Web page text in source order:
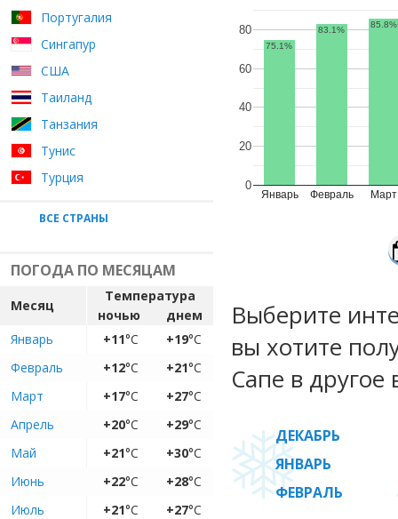
Португалия
Сингапур
США
Таиланд
Танзания
Тунис
Турция
ВСЕ СТРАНЫ
ПОГОДА ПО МЕСЯЦАМ
Месяц
Температура
ночью
днем
Январь
+11°C +19°C
Февраль
+12°C +21°C
Март
+17°C +27°C
Апрель
+20°C +29°C
Май
+21°C +30°C
Июнь
+22°C +28°C
Июль
+21°C +27°C
Январь Февраль Март
0
20
40
60
80
75.1%
83.1%
85.8%
Выберите
вы хотите
Сапе в другое
ДЕКАБРЬ
ЯНВАРЬ
ФЕВРАЛЬ